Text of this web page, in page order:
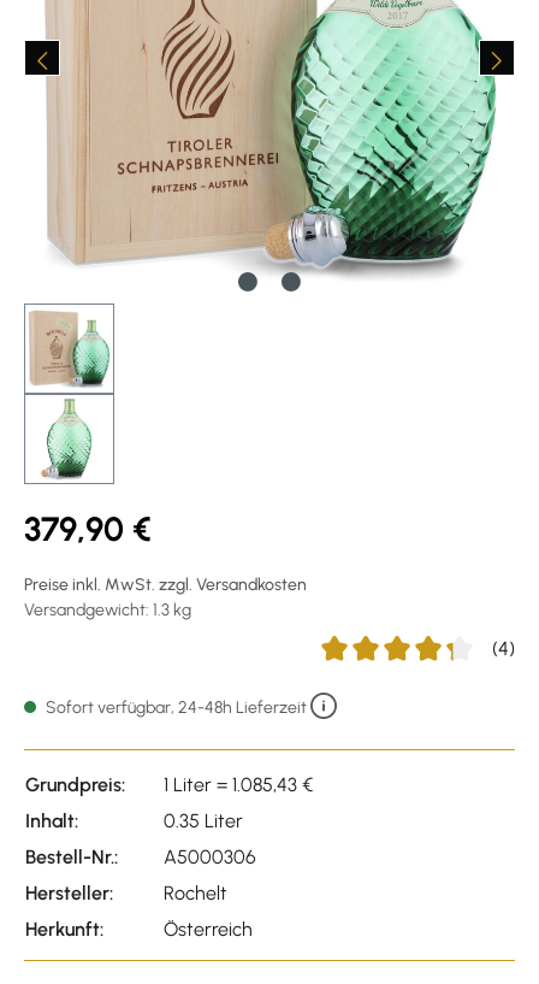
379,90 €
Preise inkl. MwSt. zzgl. Versandkosten
Versandgewicht: 1.3 kg
(4)
Sofort verfügbar, 24-48h Lieferzeit
Grundpreis:
1 Liter = 1.085,43 €
Inhalt:
0.35 Liter
Bestell-Nr.:
A5000306
Hersteller:
Rochelt
Herkunft:
Österreich